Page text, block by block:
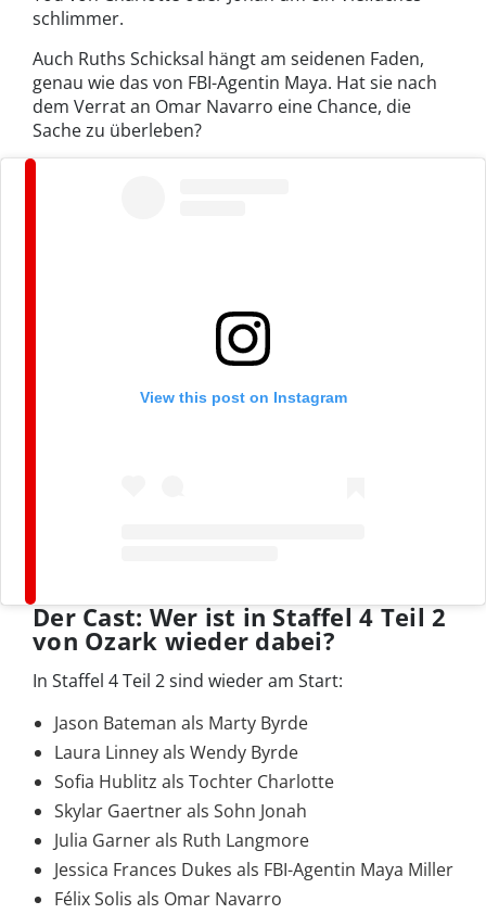
schlimmer.
Auch Ruths Schicksal hängt am seidenen Faden,
genau wie das von FBI-Agentin Maya. Hat sie nach
dem Verrat an Omar Navarro eine Chance, die
Sache zu überleben?
View this post on Instagram
Der Cast: Wer ist in Staffel 4 Teil 2
von Ozark wieder dabei?
In Staffel 4 Teil 2 sind wieder am Start:
Jason Bateman als Marty Byrde
Laura Linney als Wendy Byrde
Sofia Hublitz als Tochter Charlotte
Skylar Gaertner als Sohn Jonah
Julia Garner als Ruth Langmore
Jessica Frances Dukes als FBI-Agentin Maya Miller
Félix Solis als Omar Navarro